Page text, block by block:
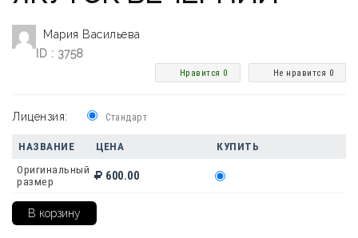
Мария Васильева
ID : 3758
Не нравится 0
Нравится 0
Лицензия: Стандарт
НАЗВАНИЕ ЦЕНА
КУПИТЬ
Оригинальный
размер
600.00